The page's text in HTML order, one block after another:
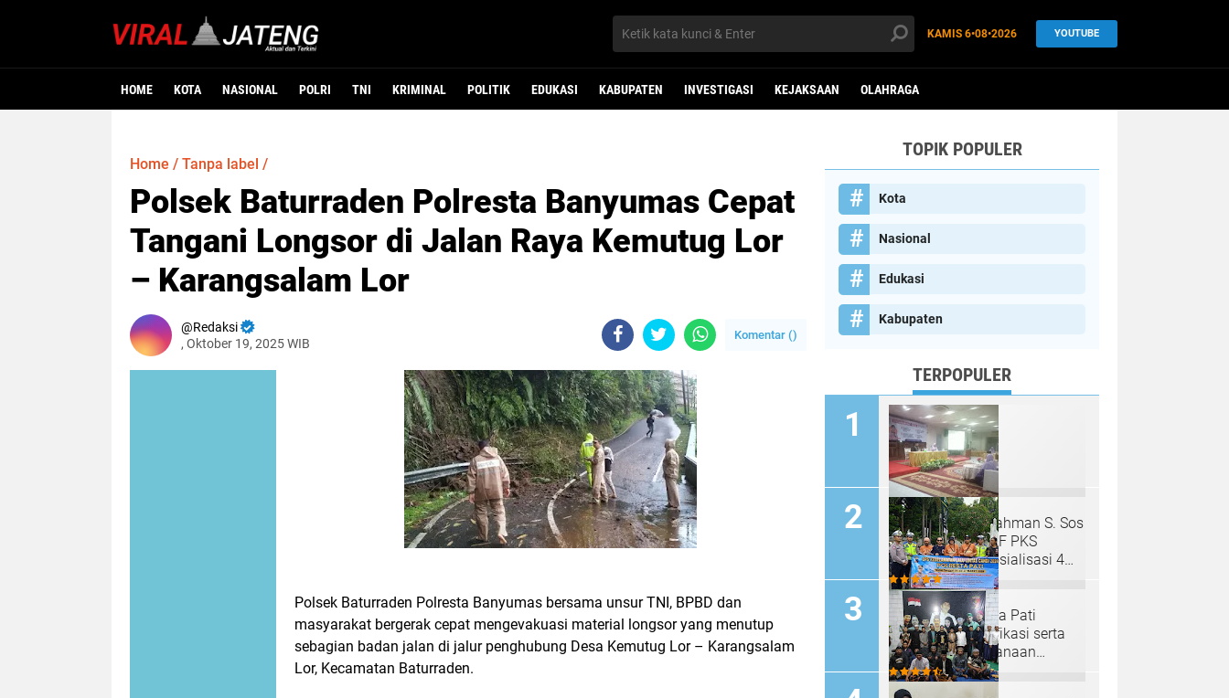
KAMIS 6•08•2026 YOUTUBE
HOME KOTA NASIONAL POLRI TNI KRIMINAL POLITIK EDUKASI KABUPATEN INVESTIGASI KEJAKSAAN OLAHRAGA
Home / Tanpa label /
Polsek Baturraden Polresta Banyumas Cepat
Tangani Longsor di Jalan Raya Kemutug Lor
– Karangsalam Lor
Redaksi
, Oktober 19, 2025 WIB
Komentar ()
Polsek Baturraden Polresta Banyumas bersama unsur TNI, BPBD dan
masyarakat bergerak cepat mengevakuasi material longsor yang menutup
sebagian badan jalan di jalur penghubung Desa Kemutug Lor – Karangsalam
Lor, Kecamatan Baturraden.
TOPIK POPULER
Kota
Nasional
Edukasi
Kabupaten
TERPOPULER
H. Mahfud Adurrahman S. Sos
Anggota MPR RI F PKS
Kembali Gelar Sosialisasi 4
Pilar Dengan Salimah Kota
Bekasi pada Masa Reses
Satlantas Polresta Pati
Sosialisasi, Glorifikasi serta
Viralisasi Pelaksanaan
Operasi Keselamatan Lalu
Lintas Candi 2024